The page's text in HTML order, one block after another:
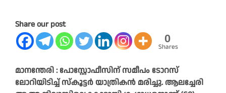
Share our post
0
Shares
മാനന്തേരി : പോസ്റ്റോഫീസിന് സമീപം ടോറസ്
ലോറിയിടിച്ച് സ്‌കൂട്ടർ യാത്രികൻ മരിച്ചു. ആലച്ചേരി